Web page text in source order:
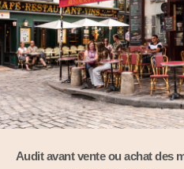
Audit avant vente ou achat des